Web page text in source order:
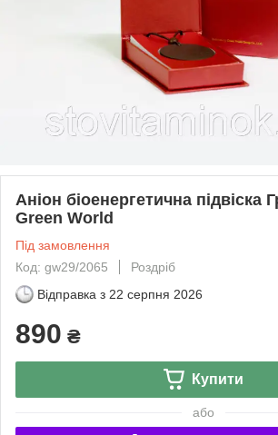
Аніон біоенергетична підвіска
Green World
Під замовлення
Код: gw29/2065
Роздріб
Відправка з 22 серпня 2026
890 ₴
Купити
або